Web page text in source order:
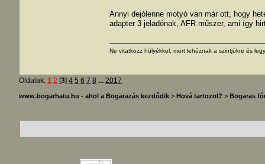
Annyi dejólenne motyó van már ott, hogy
adapter 3 jeladónak, AFR műszer, ami így
Ne vitatkozz hülyékkel, mert lehúznak a szintjükre és
Oldalak: 1 2 [3] 4 5 6 7 8 ... 2017
www.bogarhatu.hu - ahol a Bogarazás kezdődik > Hová tartozol? > Bogaras